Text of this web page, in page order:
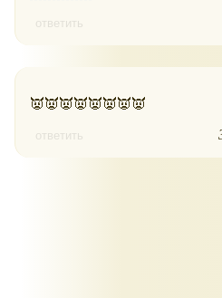
ответить
👿👿👿👿👿👿👿👿
ответить